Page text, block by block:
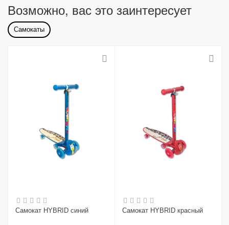
Возможно, вас это заинтересует
Самокаты
Самокат HYBRID синий Самокат HYBRID красный